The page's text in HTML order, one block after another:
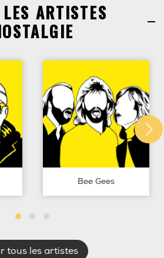
ARTISTES
Bee Gees
tous les artistes